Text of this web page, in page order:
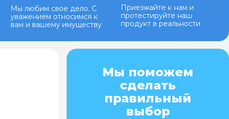
Мы любим свое дело. С
уважением относимся к
вам и вашему имуществу
Приезжайте к нам и
протестируйте наш
продукт в реальности
Мы поможем
сделать
правильный
выбор